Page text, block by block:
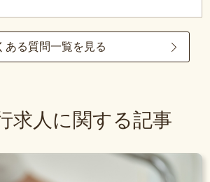
ある質問一覧を見る
求人に関する記事